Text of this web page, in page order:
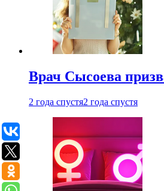
Врач Сысоева
2 года спустя2 года спустя